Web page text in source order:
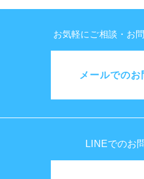
お気軽にご相談・お
メールでの
LINEでのお